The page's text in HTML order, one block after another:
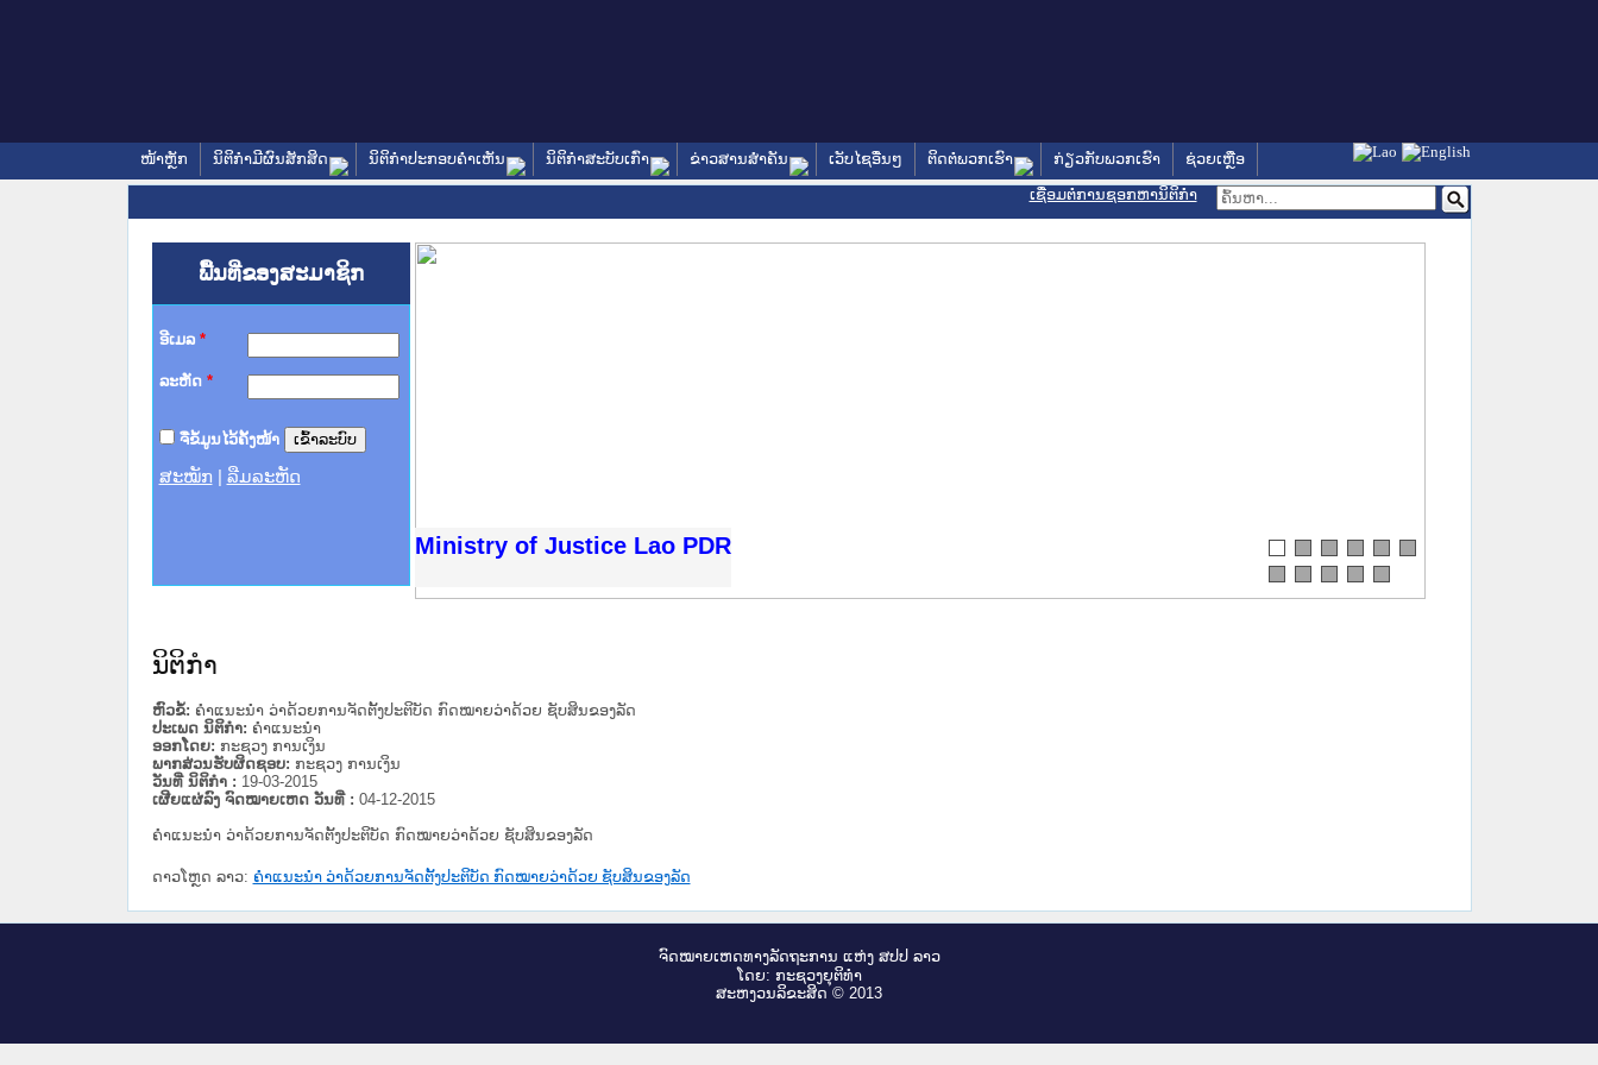
ໜ້າຫຼັກ ນິຕິກໍາມີຜົນສັກສິດ ນິຕິກໍາປະກອບຄໍາເຫັນ ນິຕິກໍາສະບັບເກົ່າ ຂ່າວສານສໍາຄັນ ເວັບໄຊອື່ນໆ ຕິດຕໍ່ພວກເຮົາ ກ່ຽວກັບພວກເຮົາ
ຊ່ວຍເຫຼືອ
ເຊື່ອມຕໍ່ການຊອກຫານິຕິກຳ
ພື້ນທີ່ຂອງສະມາຊິກ
ອີເມລ *
ລະຫັດ *
ຈື່ຂໍ້ມູນໄວ້ຄັ້ງໜ້າ
ສະໝັກ ລືມລະຫັດ
Ministry of Justice Lao PDR
ານສະພາປະຊາຊົນ ພາກເໜືອ
ທາງລັດຖະການ
ສຳລັບ ພາກກາງ
ສຳລັບ ພາກໃຕ້
ວິທະຍາຄານຕຳຫຼວດປະຊາຊົນ
ວິທະຍາຄານສັນຕິບານປະຊາຊົນ
ຂັ້ນແຂວງພາກເໜືອ
ານສະພາປະຊາຊົນ ພາກກາງ
ນິຕິກໍາ
ຫົວຂໍ້: ຄຳແນະນຳ ວ່າດ້ວຍການຈັດຕັ້ງປະຕິບັດ ກົດໝາຍວ່າດ້ວຍ ຊັບສິນຂອງລັດ
ປະເພດ ນິຕິກໍາ: ຄໍາແນະນໍາ
ອອກໂດຍ: ກະຊວງ ການເງິນ
ພາກສ່ວນຮັບຜິດຊອບ: ກະຊວງ ການເງິນ
ວັນທີ່ ນິຕິກໍາ : 19-03-2015
ເຜີຍແຜ່ລົງ ຈົດໝາຍເຫດ ວັນທີ່ : 04-12-2015
ຄຳແນະນຳ ວ່າດ້ວຍການຈັດຕັ້ງປະຕິບັດ ກົດໝາຍວ່າດ້ວຍ ຊັບສິນຂອງລັດ
ດາວໂຫຼດ ລາວ: ຄຳແນະນຳ ວ່າດ້ວຍການຈັດຕັ້ງປະຕິບັດ ກົດໝາຍວ່າດ້ວຍ ຊັບສິນຂອງລັດ
ຈົດ​ໝາຍ​ເຫດ​ທາງ​ລັດ​ຖະ​ການ ແຫ່ງ ສ​ປ​ປ ລາວ
ໂດຍ: ກະ​ຊວງຍຸ​ຕິ​ທຳ
ສະ​ຫງວນ​ລິ​ຂະ​ສິດ © 2013